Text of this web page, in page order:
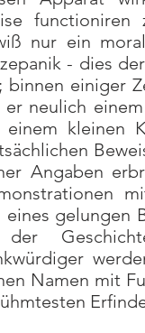
functioniren
nur ein
- dies
binnen einiger
er neulich
einem kleinen
Angaben
eines gelungen
Namen mit